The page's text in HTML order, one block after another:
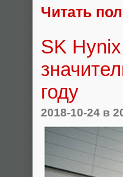
Читать
SK
году
2018-10-24 в